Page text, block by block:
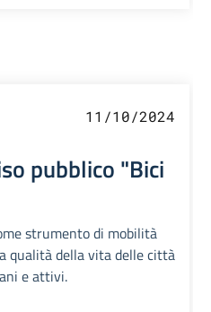
11/10/2024
pubblico "Bici
strumento di mobilità
qualità della vita delle città
e attivi.